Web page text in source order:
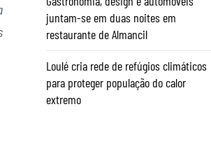
juntam-se em duas noites em
restaurante de Almancil
Loulé cria rede de refúgios climáticos
para proteger população do calor
extremo